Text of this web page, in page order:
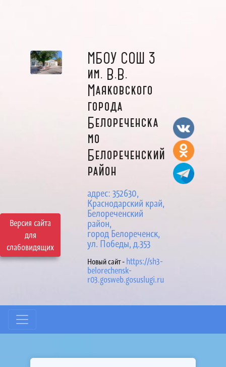
Версия сайта
для
слабовидящих
МБОУ СОШ 3
им. В.В.
Маяковского
города
Белореченска
мо
Белореченский
район
адрес: 352630,
Краснодарский край,
Белореченский
район,
город Белореченск,
ул. Победы, д.353
Новый сайт - https://sh3-
belorechensk-
r03.gosweb.gosuslugi.ru